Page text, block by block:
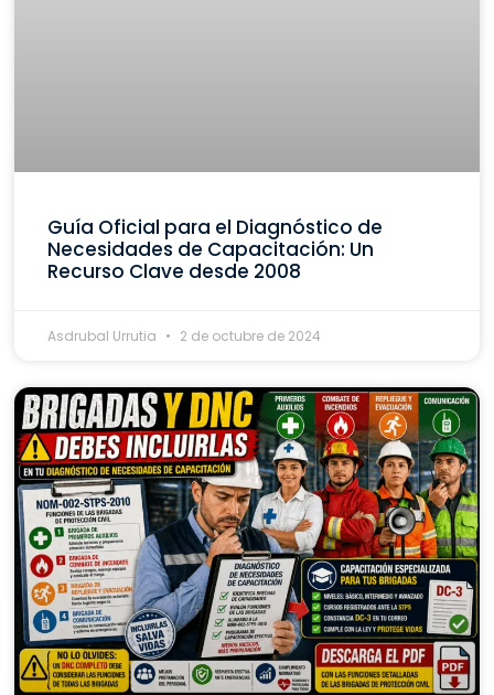
Guía Oficial para el Diagnóstico de
Necesidades de Capacitación: Un
Recurso Clave desde 2008
Asdrubal Urrutia 2 de octubre de 2024